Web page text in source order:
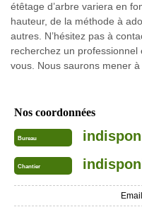
étêtage d’arbre variera en
hauteur, de la méthode à
autres. N’hésitez pas à
recherchez un professionnel
vous. Nous saurons mener
Nos coordonnées
Bureau
Chantier